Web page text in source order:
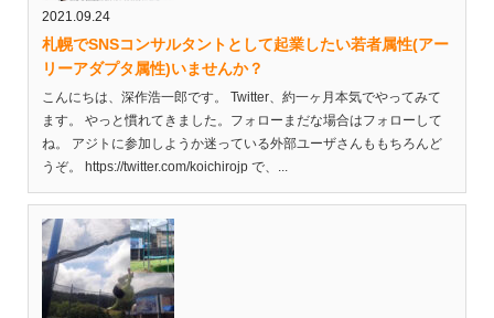
2021.09.24
札幌でSNSコンサルタントとして起業したい若者属性(アー
リーアダプタ属性)いませんか？
こんにちは、深作浩一郎です。 Twitter、約一ヶ月本気でやってみて
ます。 やっと慣れてきました。フォローまだな場合はフォローして
ね。 アジトに参加しようか迷っている外部ユーザさんももちろんど
うぞ。 https://twitter.com/koichirojp で、...